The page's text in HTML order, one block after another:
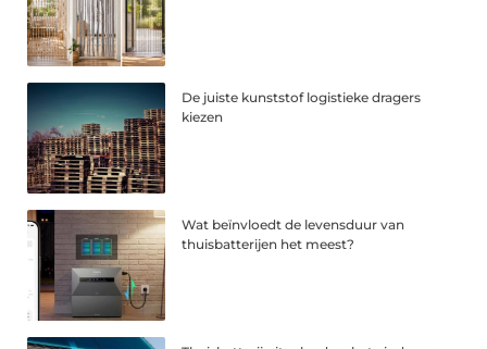
De juiste kunststof logistieke dragers
kiezen
Wat beïnvloedt de levensduur van
thuisbatterijen het meest?